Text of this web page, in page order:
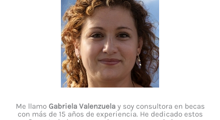
Me llamo Gabriela Valenzuelay soy consultora en becas
con más de 15 años de experiencia. He dedicado estos